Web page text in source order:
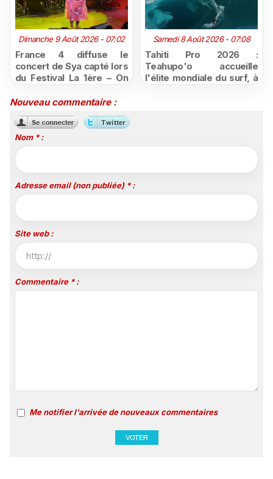
Dimanche 9 Août 2026 - 07:02
France 4 diffuse le
concert de Sya capté lors
du Festival La 1ère – On
Samedi 8 Août 2026 - 07:08
Tahiti Pro 2026 :
Teahupo'o accueille
l'élite mondiale du surf, à
Nouveau commentaire :
Nom * :
Adresse email (non publiée) * :
Site web :
Commentaire * :
Me notifier l'arrivée de nouveaux commentaires